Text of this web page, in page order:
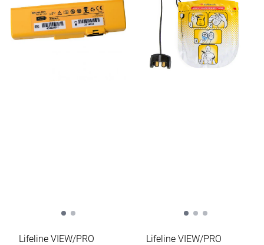
Lifeline VIEW/PRO
Lifeline VIEW/PRO